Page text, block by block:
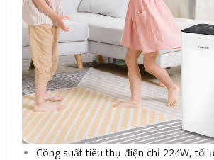
Công suất tiêu thụ điện chỉ 224W, tối